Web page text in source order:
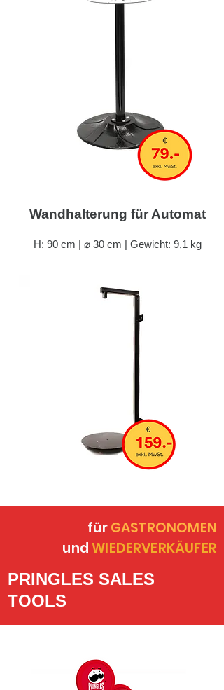
Wandhalterung für Automat
H: 90 cm | ⌀ 30 cm | Gewicht: 9,1 kg
fürGASTRONOMEN
undWIEDERVERKÄUFER
PRINGLES SALES
TOOLS